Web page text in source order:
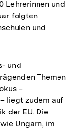
Lehrerinnen und
folgten
und
und
Themen
–
liegt zudem auf
der EU. Die
Ungarn, im